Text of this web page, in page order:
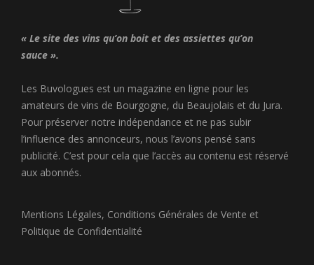
« Le site des vins qu’on boit et des assiettes qu’on
sauce ».
Les Buvologues est un magazine en ligne pour les
amateurs de vins de Bourgogne, du Beaujolais et du Jura.
Pour préserver notre indépendance et ne pas subir
l’influence des annonceurs, nous l’avons pensé sans
publicité. C’est pour cela que l’accès au contenu est réservé
aux abonnés.
Mentions Légales, Conditions Générales de Vente et
Politique de Confidentialité